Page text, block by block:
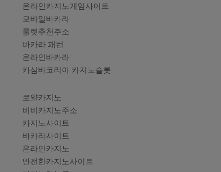
온라인카지노게임사이트
모바일바카라
룰렛추천주소
바카라 패턴
온라인바카라
카심바코리아 카지노슬롯
로얄카지노
비비카지노주소
카지노사이트
바카라사이트
온라인카지노
안전한카지노사이트